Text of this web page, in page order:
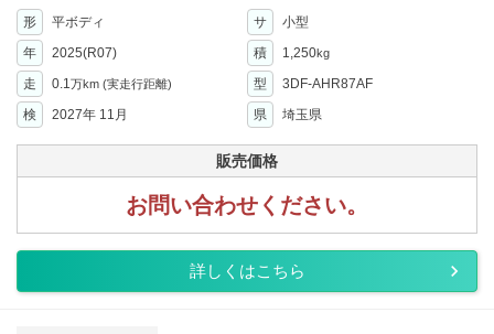
形 平ボディ サ
小型
年
2025(R07) 積 1,250kg
走 0.1万km (実走行距離) 型
3DF-AHR87AF
検
2027年 11月 県 埼玉県
販売価格
お問い合わせください。
詳しくはこちら